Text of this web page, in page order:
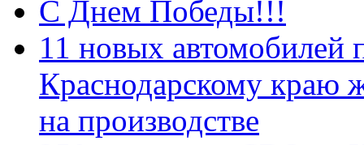
С Днем Победы!!!
11 новых автомобилей
Краснодарскому краю
на производстве